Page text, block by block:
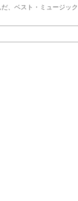
、ベスト・ミュージッ